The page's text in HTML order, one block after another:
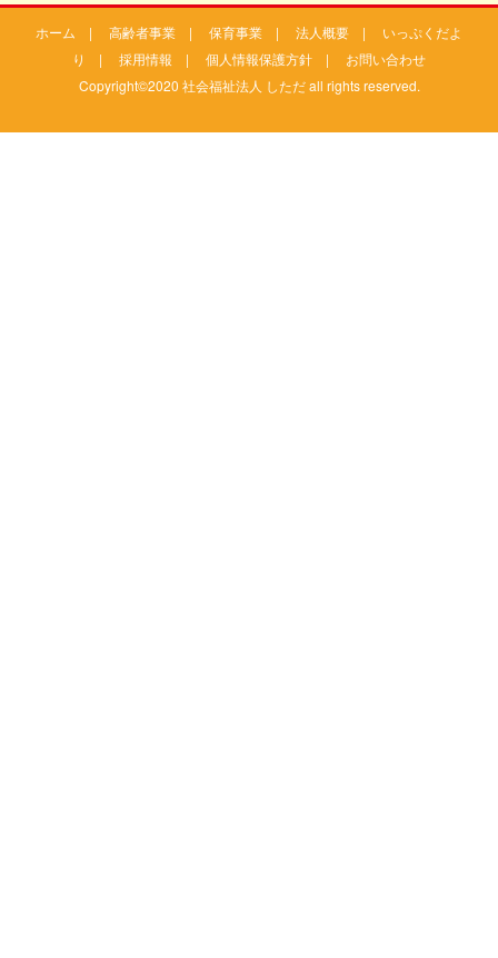
ホーム | 高齢者事業 | 保育事業 | 法人概要 | いっぷくだよ
り
| 採用情報 | 個人情報保護方針 | お問い合わせ
Copyright©2020 社会福祉法人 しただ all rights reserved.